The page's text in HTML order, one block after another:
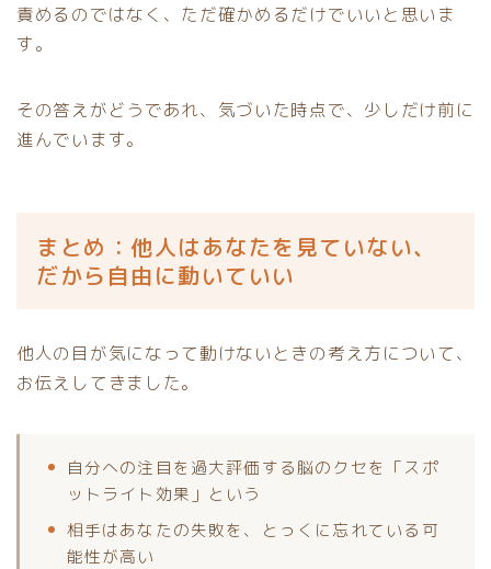
責めるのではなく、ただ確かめるだけでいいと思いま
す。
その答えがどうであれ、気づいた時点で、少しだけ前に
進んでいます。
まとめ：他人はあなたを見ていない、
だから自由に動いていい
他人の目が気になって動けないときの考え方について、
お伝えしてきました。
自分への注目を過大評価する脳のクセを「スポ
ットライト効果」という
相手はあなたの失敗を、とっくに忘れている可
能性が高い